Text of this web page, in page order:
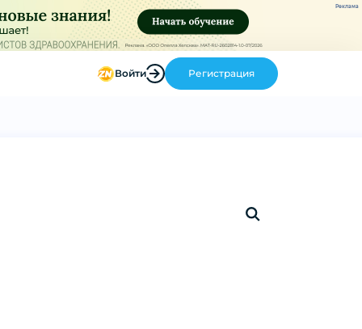
Реклама
Войти Регистрация